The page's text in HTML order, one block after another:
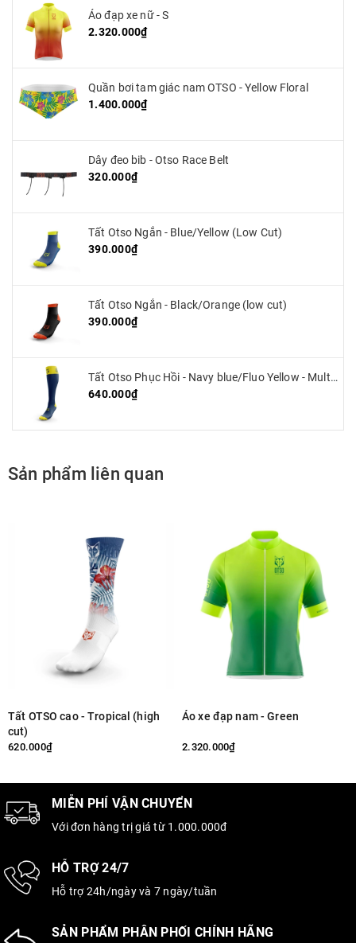
Áo đạp xe nữ - S
2.320.000₫
Quần bơi tam giác nam OTSO - Yellow Floral
1.400.000₫
Dây đeo bib - Otso Race Belt
320.000₫
Tất Otso Ngắn - Blue/Yellow (Low Cut)
390.000₫
Tất Otso Ngắn - Black/Orange (low cut)
390.000₫
Tất Otso Phục Hồi - Navy blue/Fluo Yellow - Multisport Recovery
640.000₫
Sản phẩm liên quan
Tất OTSO cao - Tropical (high
cut)
620.000₫
Áo xe đạp nam - Green
2.320.000₫
MIỄN PHÍ VẬN CHUYỂN
Với đơn hàng trị giá từ 1.000.000đ
HỖ TRỢ 24/7
Hỗ trợ 24h/ngày và 7 ngày/tuần
SẢN PHẨM PHÂN PHỐI CHÍNH HÃNG